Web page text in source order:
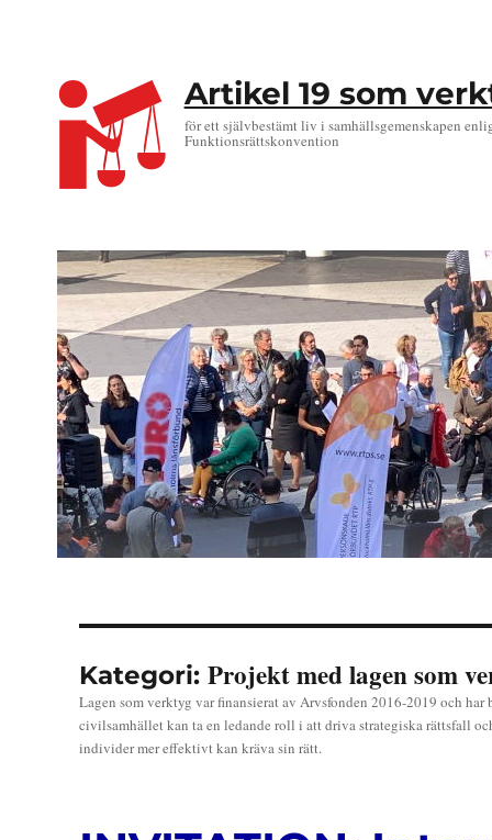
Artikel 19 som
för ett självbestämt liv i samhällsgemenskapen
Funktionsrättskonvention
Kategori: Projekt med lagen som
Lagen som verktyg var finansierat av Arvsfonden 2016-2019 och
civilsamhället kan ta en ledande roll i att driva strategiska rättsfall
individer mer effektivt kan kräva sin rätt.